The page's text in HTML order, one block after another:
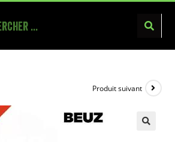
Produit suivant